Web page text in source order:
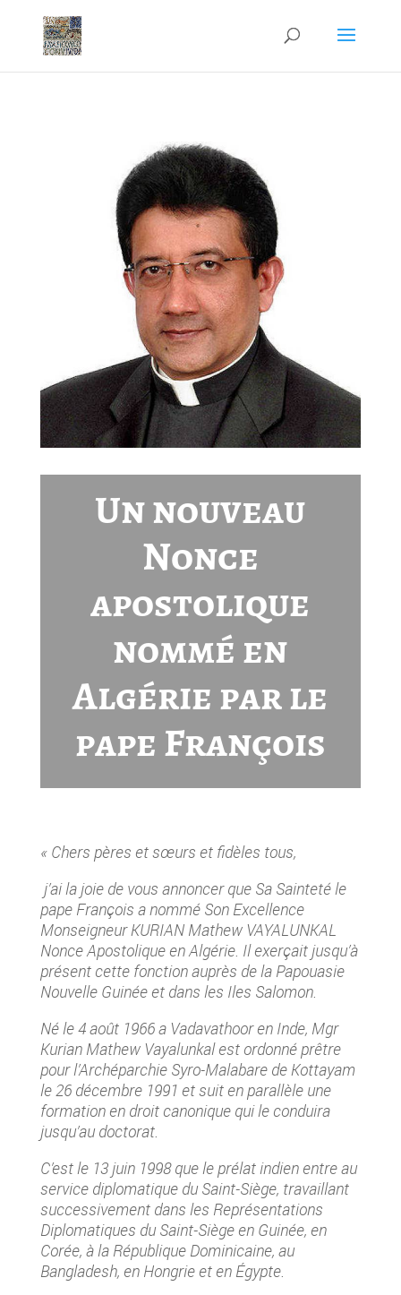
Un nouveau
Nonce
apostolique
nommé en
Algérie par le
pape François
« Chers pères et sœurs et fidèles tous,
j’ai la joie de vous annoncer que Sa Sainteté le
pape François a nommé Son Excellence
Monseigneur KURIAN Mathew VAYALUNKAL
Nonce Apostolique en Algérie. Il exerçait jusqu’à
présent cette fonction auprès de la Papouasie
Nouvelle Guinée et dans les Iles Salomon.
Né le 4 août 1966 a Vadavathoor en Inde, Mgr
Kurian Mathew Vayalunkal est ordonné prêtre
pour l’Archéparchie Syro-Malabare de Kottayam
le 26 décembre 1991 et suit en parallèle une
formation en droit canonique qui le conduira
jusqu’au doctorat.
C’est le 13 juin 1998 que le prélat indien entreau
service diplomatique du Saint-Siège, travaillant
successivement dans les Représentations
Diplomatiques du Saint-Siège en Guinée, en
Corée, à la République Dominicaine, au
Bangladesh, en Hongrie et en Égypte.